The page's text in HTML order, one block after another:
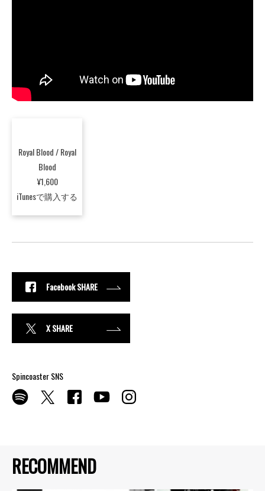
RECOMMEND
Royal Blood / Royal
Blood
¥1,600
iTunesで購入する
Facebook SHARE
X SHARE
Spincoaster SNS